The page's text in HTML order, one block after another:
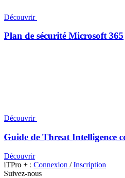
Découvrir
Plan de sécurité Microsoft 365
Découvrir
Guide de Threat Intelligence
Découvrir
iTPro + : Connexion /Inscription
Suivez-nous